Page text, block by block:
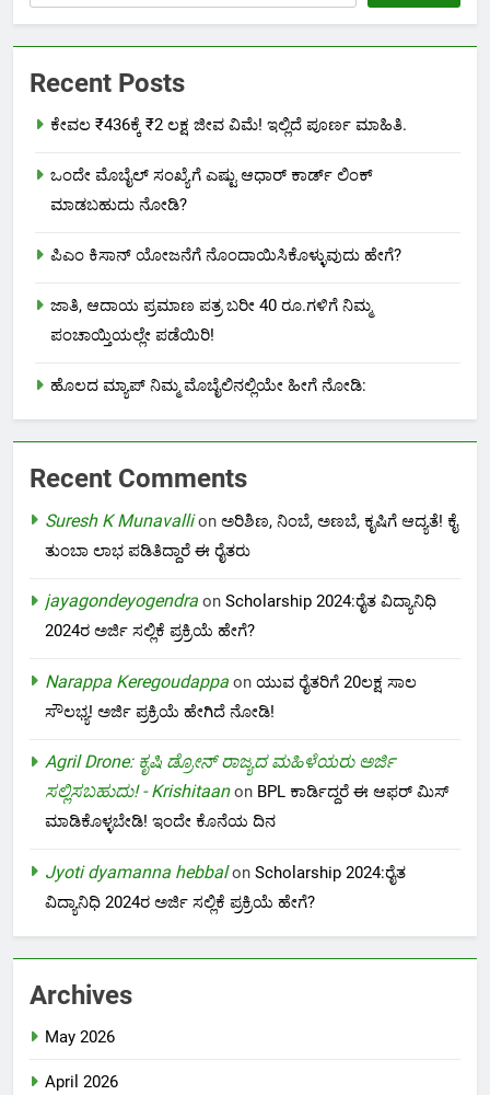
Recent Posts
ಕೇವಲ ₹436ಕ್ಕೆ ₹2 ಲಕ್ಷ ಜೀವ ವಿಮೆ! ಇಲ್ಲಿದೆ ಪೂರ್ಣ ಮಾಹಿತಿ.
ಒಂದೇ ಮೊಬೈಲ್ ಸಂಖ್ಯೆಗೆ ಎಷ್ಟು ಆಧಾರ್ ಕಾರ್ಡ್ ಲಿಂಕ್
ಮಾಡಬಹುದು ನೋಡಿ?
ಪಿಎಂ ಕಿಸಾನ್ ಯೋಜನೆಗೆ ನೊಂದಾಯಿಸಿಕೊಳ್ಳುವುದು ಹೇಗೆ?
ಜಾತಿ, ಆದಾಯ ಪ್ರಮಾಣ ಪತ್ರ ಬರೀ 40 ರೂ.ಗಳಿಗೆ ನಿಮ್ಮ
ಪಂಚಾಯ್ತಿಯಲ್ಲೇ ಪಡೆಯಿರಿ!
ಹೊಲದ ಮ್ಯಾಪ್ ನಿಮ್ಮ ಮೊಬೈಲಿನಲ್ಲಿಯೇ ಹೀಗೆ ನೋಡಿ:
Recent Comments
Suresh K Munavallion ಅರಿಶಿಣ, ನಿಂಬೆ, ಅಣಬೆ, ಕೃಷಿಗೆ ಆದ್ಯತೆ! ಕೈ
ತುಂಬಾ ಲಾಭ ಪಡಿತಿದ್ದಾರೆ ಈ ರೈತರು
jayagondeyogendra on Scholarship 2024:ರೈತ ವಿದ್ಯಾನಿಧಿ
2024ರ ಅರ್ಜಿ ಸಲ್ಲಿಕೆ ಪ್ರಕ್ರಿಯೆ ಹೇಗೆ?
Narappa Keregoudappa on ಯುವ ರೈತರಿಗೆ 20ಲಕ್ಷ ಸಾಲ
ಸೌಲಭ್ಯ! ಅರ್ಜಿ ಪ್ರಕ್ರಿಯೆ ಹೇಗಿದೆ ನೋಡಿ!
Agril Drone: ಕೃಷಿ ಡ್ರೋನ್ ರಾಜ್ಯದ ಮಹಿಳೆಯರು ಅರ್ಜಿ
ಸಲ್ಲಿಸಬಹುದು! - Krishitaanon BPL ಕಾರ್ಡಿದ್ದರೆ ಈ ಆಫರ್ ಮಿಸ್
ಮಾಡಿಕೊಳ್ಳಬೇಡಿ! ಇಂದೇ ಕೊನೆಯ ದಿನ
Jyoti dyamanna hebbalon Scholarship 2024:ರೈತ
ವಿದ್ಯಾನಿಧಿ 2024ರ ಅರ್ಜಿ ಸಲ್ಲಿಕೆ ಪ್ರಕ್ರಿಯೆ ಹೇಗೆ?
Archives
May 2026
April 2026